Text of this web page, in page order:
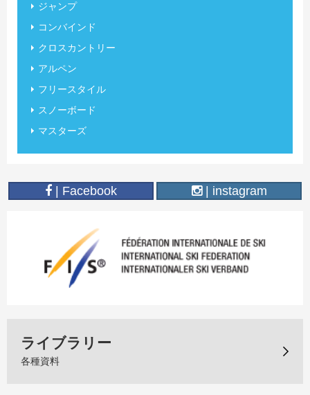
ジャンプ
コンバインド
クロスカントリー
アルペン
フリースタイル
スノーボード
マスターズ
| Facebook | instagram
ライブラリー
各種資料